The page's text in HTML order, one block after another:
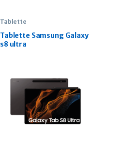
Tablette
Tablette Samsung Galaxy
s8 ultra